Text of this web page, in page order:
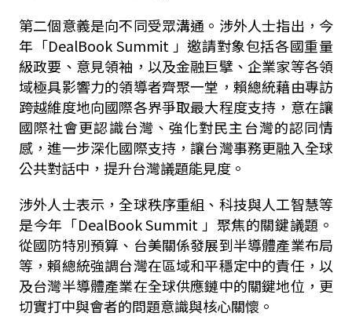
第二個意義是向不同受眾溝通。涉外人士指出，今
年「DealBook Summit 」邀請對象包括各國重量
級政要、意見領袖，以及金融巨擘、企業家等各領
域極具影響力的領導者齊聚一堂，賴總統藉由專訪
跨越維度地向國際各界爭取最大程度支持，意在讓
國際社會更認識台灣、強化對民主台灣的認同情
感，進一步深化國際支持，讓台灣事務更融入全球
公共對話中，提升台灣議題能見度。
涉外人士表示，全球秩序重組、科技與人工智慧等
是今年「DealBook Summit 」聚焦的關鍵議題。
從國防特別預算、台美關係發展到半導體產業布局
等，賴總統強調台灣在區域和平穩定中的責任，以
及台灣半導體產業在全球供應鏈中的關鍵地位，更
切實打中與會者的問題意識與核心關懷。